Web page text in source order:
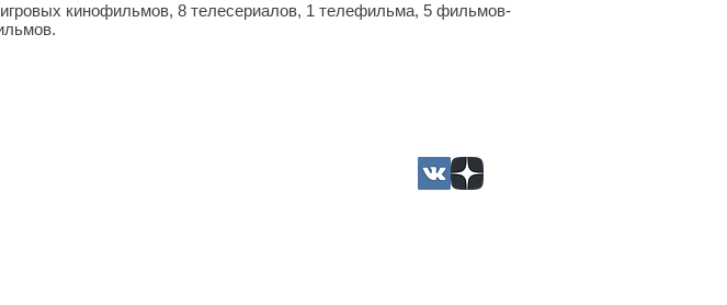
кинофильмов, 8 телесериалов, 1 телефильма, 5 фильмов-